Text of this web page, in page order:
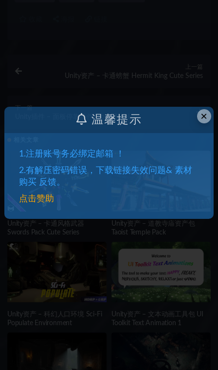
上一篇
Unity资产 – 卡通螃蟹 Hermit King Cute Series
下一篇
Unity插件 – 面板停靠插件 Dock Panel
Unity资产 – 卡通风格武器
Swords Pack Cute Series
Unity资产 – 道教寺庙资产包
Taoist Temple Pack
Unity资产 – 科幻人口环境 Sci-Fi
Populate Environment
Unity资产 – 文本动画工具包 UI
Toolkit Text Animation 1
×
温馨提示
1.注册账号务必绑定邮箱 ！
2.有解压密码错误，下载链接失效问题& 素材
购买 反馈。
点击赞助